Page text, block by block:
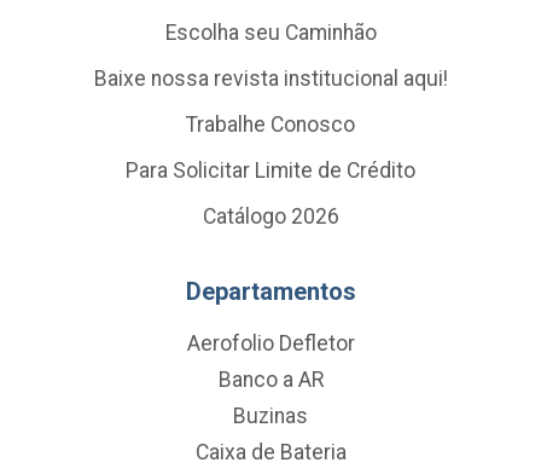
Escolha seu Caminhão
Baixe nossa revista institucional aqui!
Trabalhe Conosco
Para Solicitar Limite de Crédito
Catálogo 2026
Departamentos
Aerofolio Defletor
Banco a AR
Buzinas
Caixa de Bateria